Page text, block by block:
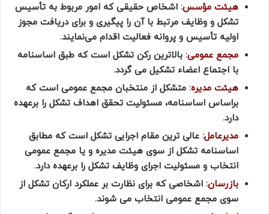
هیئت مؤسس: اشخاص حقیقی که امور مربوط به تأسیس
تشکل و وظایف مرتبط با آن را پیگیری و برای دریافت مجوز
اولیه تأسیس و پروانه فعالیت اقدام می‌نمایند.
مجمع عمومی: بالاترین رکن تشکل است که طبق اساسنامه
با اجتماع اعضاء تشکیل می گردد.
هیئت مدیره: متشکل از منتخبان مجمع عمومی است که
براساس اساسنامه، مسئولیت تحقق اهداف تشکل را برعهده
دارد.
مدیرعامل: عالی ترین مقام اجرایی تشکل است که مطابق
اساسنامه تشکل از سوی هیئت مدیره و یا مجمع عمومی
انتخاب و مسئولیت اجرای وظایف تشکل را برعهده دارد.
بازرسان: اشخاصی که برای نظارت بر عملکرد ارکان تشکل از
سوی مجمع عمومی انتخاب می شوند.